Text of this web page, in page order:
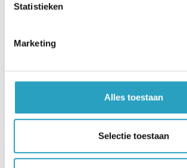
Statistieken
Marketing
Alles toestaan
Selectie toestaan
Heeft u vragen over ons
Werken bij AxionContinu?